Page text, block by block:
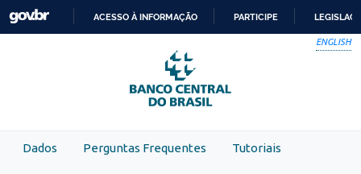
Skip to main content
PARA
O
CONTEÚDO
ACESSO À INFORMAÇÃO PARTICIPE
ENGLISH
Dados Perguntas Frequentes Tutoriais